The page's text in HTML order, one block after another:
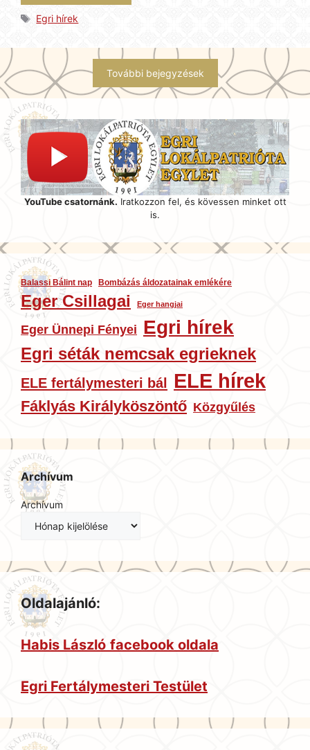
Címkék
Egri hírek
További bejegyzések
YouTube csatornánk. Iratkozzon fel, és kövessen minket ott
is.
Balassi Bálint nap Bombázás áldozatainak emlékére
Eger Csillagai Eger hangjai
Eger Ünnepi Fényei Egri hírek
Egri séták nemcsak egrieknek
ELE fertálymesteri bál ELE hírek
Fáklyás Királyköszöntő Közgyűlés
Archívum
Archívum
Oldalajánló:
Habis László facebook oldala
Egri Fertálymesteri Testület